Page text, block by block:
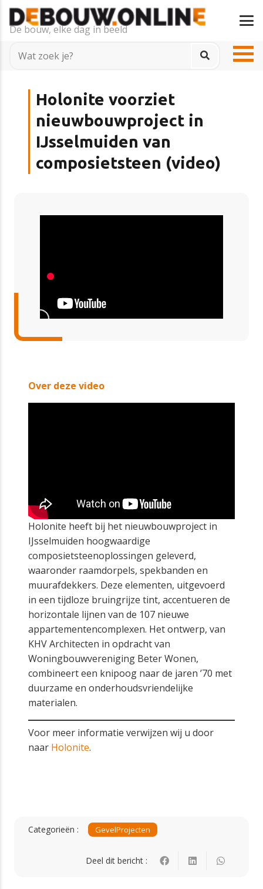
De bouw, elke dag in beeld
Holonite voorziet
nieuwbouwproject in
IJsselmuiden van
composietsteen (video)
Over deze video
Holonite heeft bij het nieuwbouwproject in
IJsselmuiden hoogwaardige
composietsteenoplossingen geleverd,
waaronder raamdorpels, spekbanden en
muurafdekkers. Deze elementen, uitgevoerd
in een tijdloze bruingrijze tint, accentueren de
horizontale lijnen van de 107 nieuwe
appartementencomplexen. Het ontwerp, van
KHV Architecten in opdracht van
Woningbouwvereniging Beter Wonen,
combineert een knipoog naar de jaren ’70 met
duurzame en onderhoudsvriendelijke
materialen.
Voor meer informatie verwijzen wij u door
naar Holonite.
Categorieën : GevelProjecten
Deel dit bericht :